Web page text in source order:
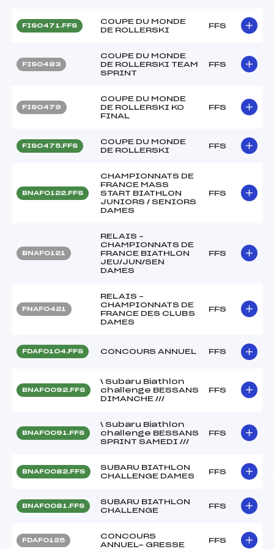
FIS0471.FFS
COUPE DU MONDE
DE ROLLERSKI
FFS
FIS0483
COUPE DU MONDE
DE ROLLERSKI TEAM
SPRINT
FFS
FIS0479
COUPE DU MONDE
DE ROLLERSKI KO
FINAL
FFS
FIS0475.FFS
COUPE DU MONDE
DE ROLLERSKI
FFS
BNAF0122.FFS
CHAMPIONNATS DE
FRANCE MASS
START BIATHLON
JUNIORS / SENIORS
DAMES
FFS
BNAF0121
RELAIS –
CHAMPIONNATS DE
FRANCE BIATHLON
JEU/JUN/SEN
DAMES
FFS
FNAF0421
RELAIS –
CHAMPIONNATS DE
FRANCE DES CLUBS
DAMES
FFS
FDAF0104.FFS CONCOURS ANNUEL FFS
BNAF0092.FFS
\ Subaru Biathlon
challenge BESSANS
DIMANCHE ///
FFS
BNAF0091.FFS
\ Subaru Biathlon
challenge BESSANS
SPRINT SAMEDI ///
FFS
BNAF0082.FFS
SUBARU BIATHLON
CHALLENGE DAMES
FFS
BNAF0081.FFS
SUBARU BIATHLON
CHALLENGE
FFS
FDAF0125
CONCOURS
ANNUEL- GRESSE
FFS